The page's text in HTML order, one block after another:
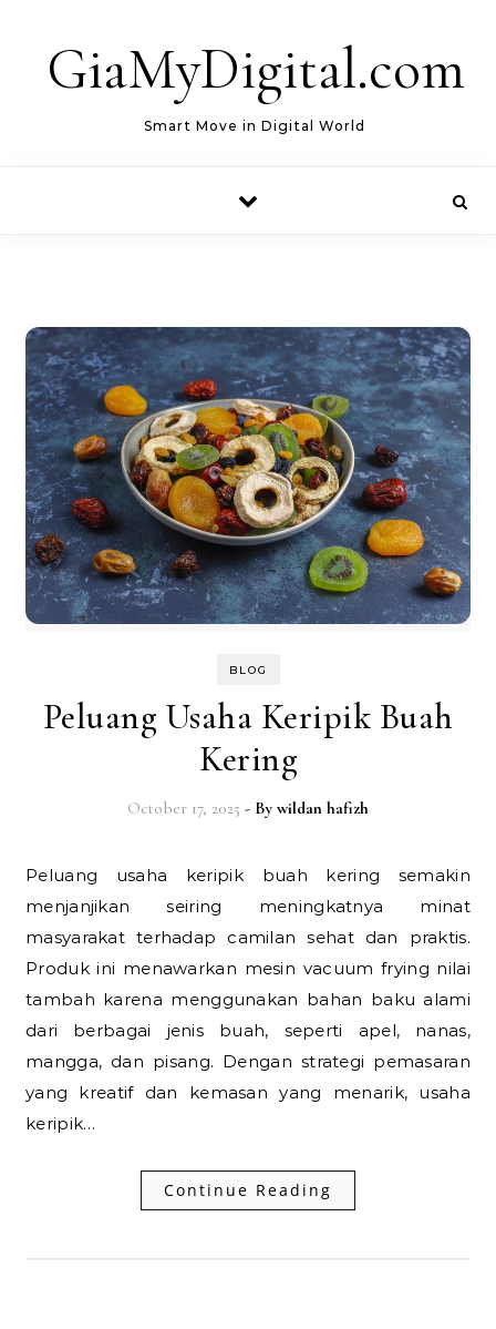
GiaMyDigital.com
Smart Move in Digital World
BLOG
Peluang Usaha Keripik Buah
Kering
October 17, 2025 - By wildan hafizh
Peluang usaha keripik buah kering semakin
menjanjikan seiring meningkatnya minat
masyarakat terhadap camilan sehat dan praktis.
Produk ini menawarkan mesin vacuum frying nilai
tambah karena menggunakan bahan baku alami
dari berbagai jenis buah, seperti apel, nanas,
mangga, dan pisang. Dengan strategi pemasaran
yang kreatif dan kemasan yang menarik, usaha
keripik…
Continue Reading